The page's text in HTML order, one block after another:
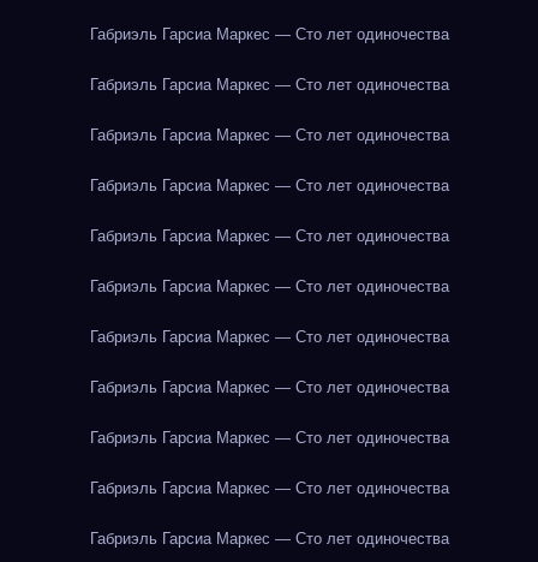
Габриэль Гарсиа Маркес — Сто лет одиночества
Габриэль Гарсиа Маркес — Сто лет одиночества
Габриэль Гарсиа Маркес — Сто лет одиночества
Габриэль Гарсиа Маркес — Сто лет одиночества
Габриэль Гарсиа Маркес — Сто лет одиночества
Габриэль Гарсиа Маркес — Сто лет одиночества
Габриэль Гарсиа Маркес — Сто лет одиночества
Габриэль Гарсиа Маркес — Сто лет одиночества
Габриэль Гарсиа Маркес — Сто лет одиночества
Габриэль Гарсиа Маркес — Сто лет одиночества
Габриэль Гарсиа Маркес — Сто лет одиночества